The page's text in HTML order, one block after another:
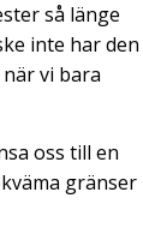
så länge
inte har den
vi bara
oss till en
gränser